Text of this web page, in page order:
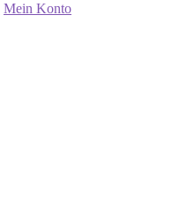
Mein Konto